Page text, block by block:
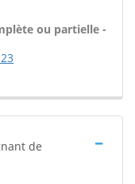
ou partielle -
de